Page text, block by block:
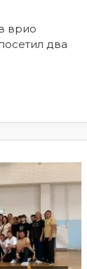
врио
два